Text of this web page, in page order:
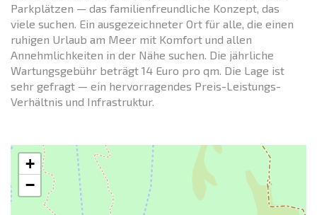
Parkplätzen — das familienfreundliche Konzept, das
viele suchen. Ein ausgezeichneter Ort für alle, die einen
ruhigen Urlaub am Meer mit Komfort und allen
Annehmlichkeiten in der Nähe suchen. Die jährliche
Wartungsgebühr beträgt 14 Euro pro qm. Die Lage ist
sehr gefragt — ein hervorragendes Preis-Leistungs-
Verhältnis und Infrastruktur.
+
−